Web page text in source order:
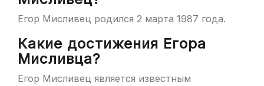
Егор Мисливец родился 2 марта 1987 года.
Какие достижения Егора
Мисливца?
Егор Мисливец является известным